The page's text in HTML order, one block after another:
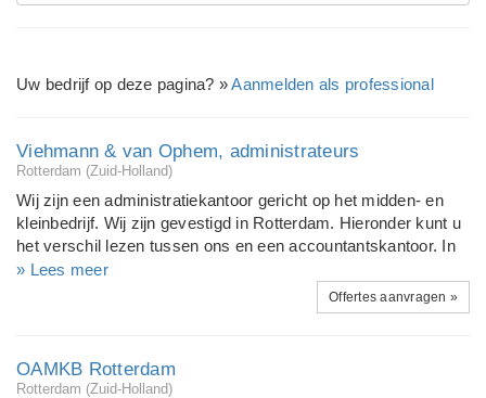
Uw bedrijf op deze pagina? »Aanmelden als professional
Viehmann & van Ophem, administrateurs
Rotterdam (Zuid-Holland)
Wij zijn een administratiekantoor gericht op het midden- en
kleinbedrijf. Wij zijn gevestigd in Rotterdam. Hieronder kunt u
het verschil lezen tussen ons en een accountantskantoor. In
eerste instantie zijn de activiteiten van beide gelijkwaardig.
Zowel het administratiekantoor als de accountant fungeren als
administrateur of boekhouder voor derden. Beide verwerken
jaarcijfers op en verzorgen fiscale aangiften. In andere
gevallen verstrekt een accountant een accountantsverklaring.
» Lees meer
Offertes aanvragen »
OAMKB Rotterdam
Rotterdam (Zuid-Holland)